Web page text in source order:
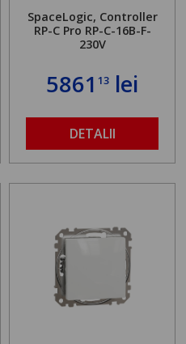
SpaceLogic, Controller
RP-C Pro RP-C-16B-F-
230V
586113 lei
DETALII